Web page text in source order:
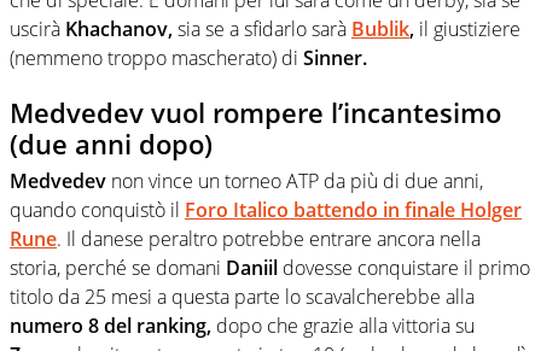
uscirà Khachanov,sia se a sfidarlo sarà Bublik, il giustiziere
(nemmeno troppo mascherato) di Sinner.
Medvedev vuol rompere l’incantesimo
(due anni dopo)
Medvedev non vince un torneo ATP da più di due anni,
quando conquistò il Foro Italico battendo in finale Holger
Rune. Il danese peraltro potrebbe entrare ancora nella
storia, perché se domani Daniil dovesse conquistare il primo
titolo da 25 mesi a questa parte lo scavalcherebbe alla
numero 8 del ranking, dopo che grazie alla vittoria su